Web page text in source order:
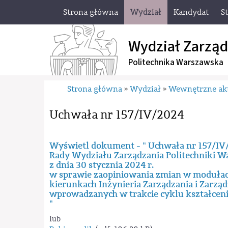
Strona główna Wydział Kandydat
Wydział
Politechnika Warszawska
Strona główna » Wydział » Wewnętrzne
Uchwała nr 157/IV/2024
Wyświetl dokument - " Uchwała nr 157/
Rady Wydziału Zarządzania Politechniki
z dnia 30 stycznia 2024 r.
w sprawie zaopiniowania zmian w
kierunkach Inżynieria Zarządzania i
wprowadzanych w trakcie cyklu
"
lub